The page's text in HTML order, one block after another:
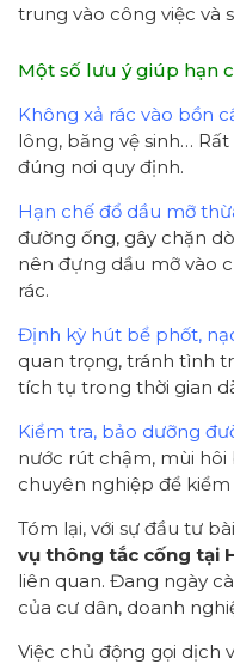
trung vào công việc và
Một số lưu ý giúp hạn
Không xả rác vào bồn
lông, băng vệ sinh…
đúng nơi quy định.
Hạn chế đổ dầu mỡ
đường ống, gây chặn
nên đựng dầu mỡ vào
rác.
Định kỳ hút bể phốt,
quan trọng, tránh tình
tích tụ trong thời gian
Kiểm tra, bảo dưỡng
nước rút chậm, mùi hôi
chuyên nghiệp để kiểm
Tóm lại, với sự đầu tư
vụ thông tắc cống tại
liên quan. Đang ngày
của cư dân, doanh
Việc chủ động gọi dịch